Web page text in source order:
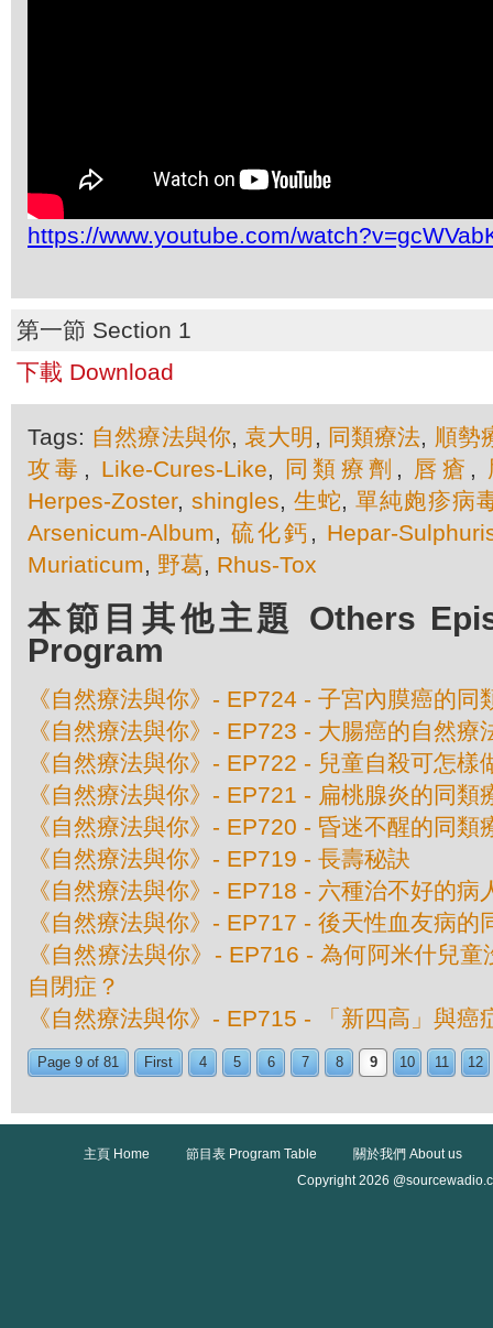
https://www.youtube.com/
第一節 Section 1
下載 Download
Tags: 自然療法與你,袁大明 , 同類療法, 順勢
攻毒 , Like-Cures-Like, 同類療劑 , 唇瘡 ,
Herpes-Zoster, shingles, 生蛇,單純皰疹病
Arsenicum-Album, 硫化鈣 , Hepar-
Muriaticum, 野葛, Rhus-Tox
本節目其他主題 Others
Program
《自然療法與你》- EP724 - 子宮內膜癌的同
《自然療法與你》- EP723 - 大腸癌的自然療
《自然療法與你》- EP722 - 兒童自殺可怎樣
《自然療法與你》- EP721 - 扁桃腺炎的同類
《自然療法與你》- EP720 - 昏迷不醒的同類
《自然療法與你》- EP719 - 長壽秘訣
《自然療法與你》- EP718 - 六種治不好的病
《自然療法與你》- EP717 - 後天性血友病的
《自然療法與你》- EP716 - 為何阿米什兒
自閉症？
《自然療法與你》- EP715 - 「新四高」與癌
Page 9 of 81 First 4 5 6 7 8 9 10 11 12
主頁 Home 節目表 Program Table
關於我們 About us
Copyright 2026